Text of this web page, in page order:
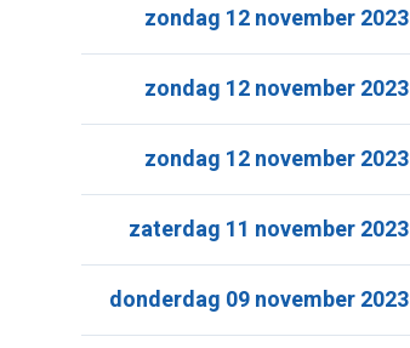
zondag 12 november 2023
zondag 12 november 2023
zondag 12 november 2023
zaterdag 11 november 2023
donderdag 09 november 2023